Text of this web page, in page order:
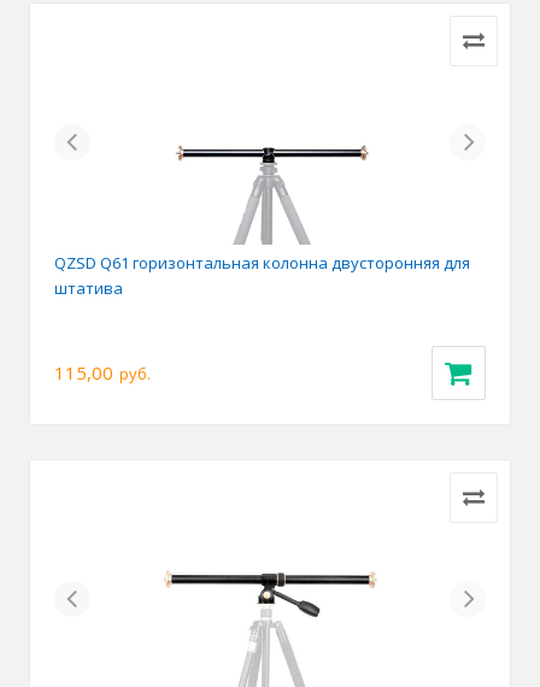
Previous Next
QZSD Q61 горизонтальная колонна двусторонняя для
штатива
115,00 руб.
Previous Next